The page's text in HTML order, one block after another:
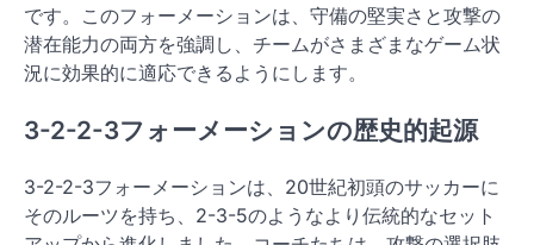
です。このフォーメーションは、守備の堅実さと攻撃の
潜在能力の両方を強調し、チームがさまざまなゲーム状
況に効果的に適応できるようにします。
3-2-2-3フォーメーションの歴史的起源
3-2-2-3フォーメーションは、20世紀初頭のサッカーに
そのルーツを持ち、2-3-5のようなより伝統的なセット